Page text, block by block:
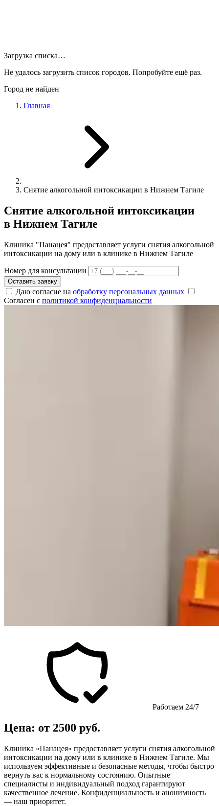
Загрузка списка…
Не удалось загрузить список городов. Попробуйте ещё раз.
Город не найден
Главная
Снятие алкогольной интоксикации в Нижнем Тагиле
Снятие алкогольной интоксикации
в Нижнем Тагиле
Клиника "Панацея" предоставляет услуги снятия алкогольной
интоксикации на дому или в клинике в Нижнем Тагиле
Номер для консультации
Оставить заявку
Даю согласие на обработку персональных данных
Согласен с политикой конфиденциальности
Работаем 24/7
Цена: от 2500 руб.
Клиника «Панацея» предоставляет услуги снятия алкогольной
интоксикации на дому или в клинике в Нижнем Тагиле. Мы
используем эффективные и безопасные методы, чтобы быстро
вернуть вас к нормальному состоянию. Опытные
специалисты и индивидуальный подход гарантируют
качественное лечение. Конфиденциальность и анонимность
— наш приоритет.